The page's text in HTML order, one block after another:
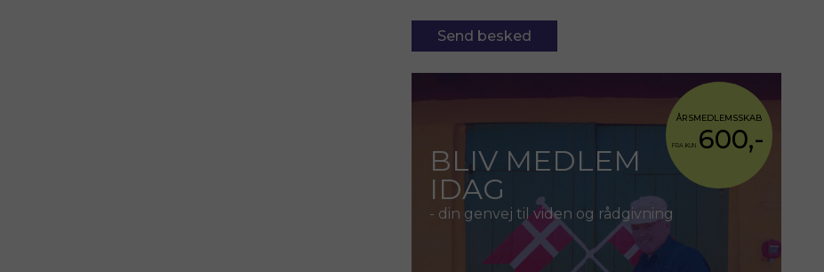
BLIV MEDLEM
IDAG
- din genvej til viden og rådgivning
ÅRSMEDLEMSSKAB
FRA KUN 600,-